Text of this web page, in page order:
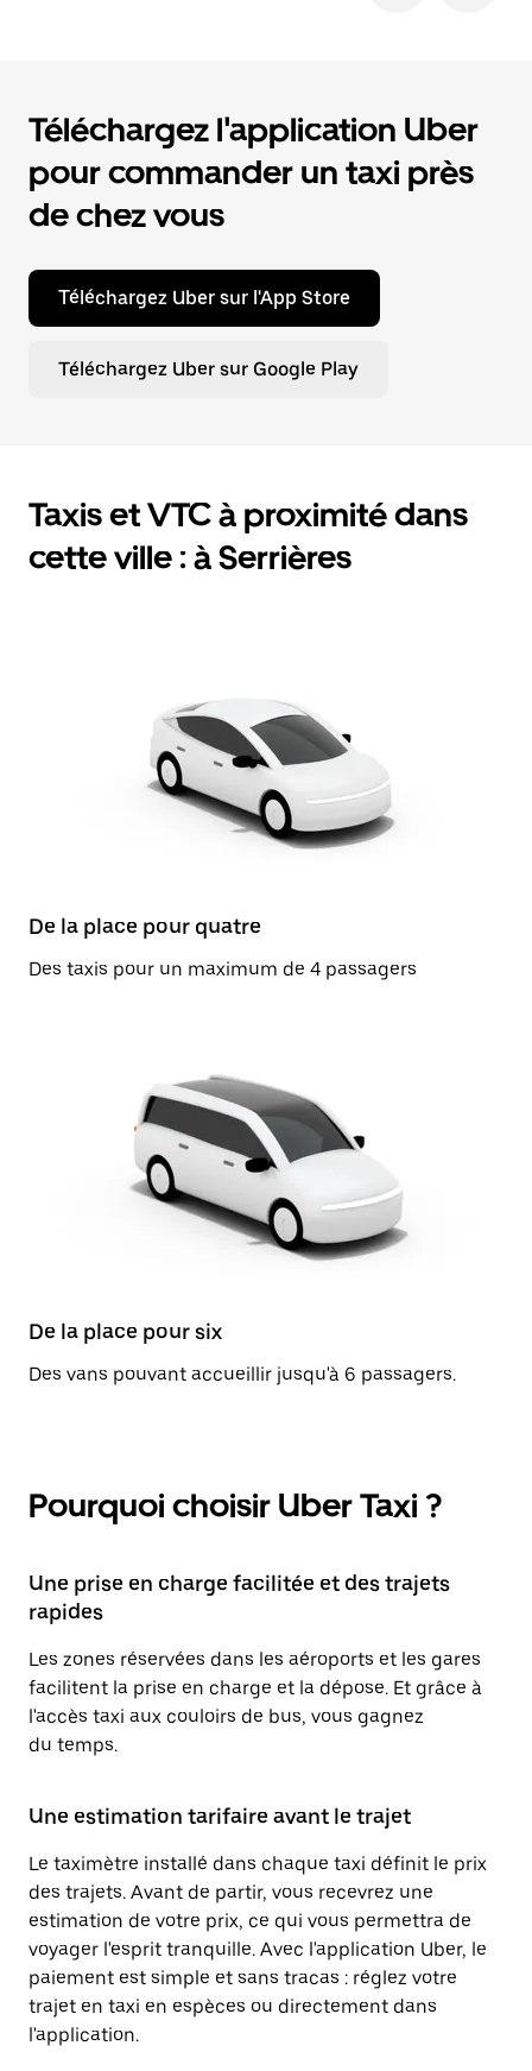
Téléchargez l'application Uber
pour commander un taxi près
de chez vous
Téléchargez Uber sur l'App Store
Téléchargez Uber sur Google Play
Taxis et VTC à proximité dans
cette ville : à Serrières
De la place pour quatre
Des taxis pour un maximum de 4 passagers
De la place pour six
Des vans pouvant accueillir jusqu'à 6 passagers.
Pourquoi choisir Uber Taxi ?
Une prise en charge facilitée et des trajets
rapides
Les zones réservées dans les aéroports et les gares
facilitent la prise en charge et la dépose. Et grâce à
l'accès taxi aux couloirs de bus, vous gagnez
du temps.
Une estimation tarifaire avant le trajet
Le taximètre installé dans chaque taxi définit le prix
des trajets. Avant de partir, vous recevrez une
estimation de votre prix, ce qui vous permettra de
voyager l'esprit tranquille. Avec l'application Uber, le
paiement est simple et sans tracas : réglez votre
trajet en taxi en espèces ou directement dans
l'application.